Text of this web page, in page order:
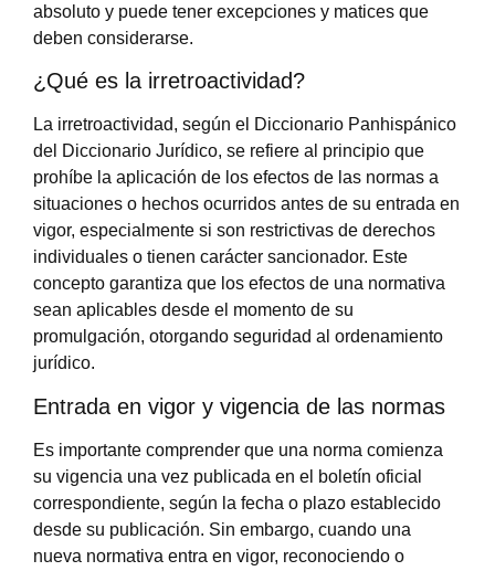
absoluto y puede tener excepciones y matices que
deben considerarse.
¿Qué es la irretroactividad?
La irretroactividad, según el Diccionario Panhispánico
del Diccionario Jurídico, se refiere al principio que
prohíbe la aplicación de los efectos de las normas a
situaciones o hechos ocurridos antes de su entrada en
vigor, especialmente si son restrictivas de derechos
individuales o tienen carácter sancionador. Este
concepto garantiza que los efectos de una normativa
sean aplicables desde el momento de su
promulgación, otorgando seguridad al ordenamiento
jurídico.
Entrada en vigor y vigencia de las normas
Es importante comprender que una norma comienza
su vigencia una vez publicada en el boletín oficial
correspondiente, según la fecha o plazo establecido
desde su publicación. Sin embargo, cuando una
nueva normativa entra en vigor, reconociendo o